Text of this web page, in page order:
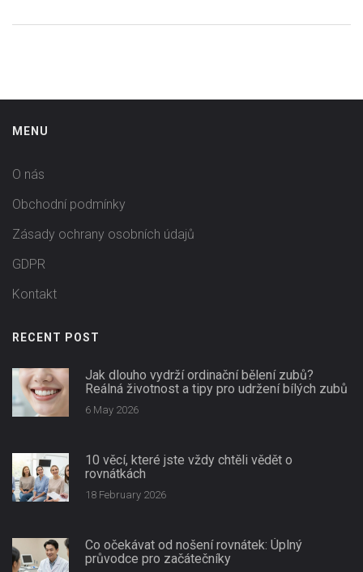
MENU
O nás
Obchodní podmínky
Zásady ochrany osobních údajů
GDPR
Kontakt
RECENT POST
Jak dlouho vydrží ordinační bělení zubů?
Reálná životnost a tipy pro udržení bílých zubů
6 May 2026
10 věcí, které jste vždy chtěli vědět o
rovnátkách
18 February 2026
Co očekávat od nošení rovnátek: Úplný
průvodce pro začátečníky